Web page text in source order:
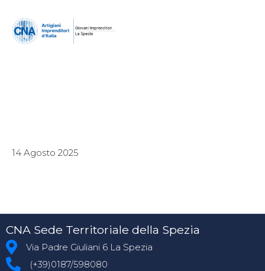
14 Agosto 2025
CNA Sede Territoriale della Spezia
Via Padre Giuliani 6 La Spezia
(+39)0187/598080